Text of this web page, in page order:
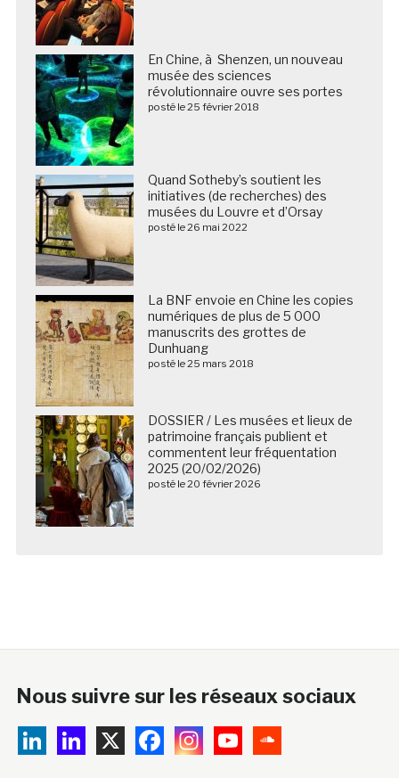
En Chine, à Shenzen, un nouveau
musée des sciences
révolutionnaire ouvre ses portes
posté le 25 février 2018
Quand Sotheby’s soutient les
initiatives (de recherches) des
musées du Louvre et d’Orsay
posté le 26 mai 2022
La BNF envoie en Chine les copies
numériques de plus de 5 000
manuscrits des grottes de
Dunhuang
posté le 25 mars 2018
DOSSIER / Les musées et lieux de
patrimoine français publient et
commentent leur fréquentation
2025 (20/02/2026)
posté le 20 février 2026
Nous suivre sur les réseaux sociaux